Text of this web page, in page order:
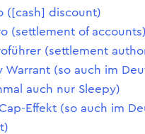
([cash] discount)
(settlement of accounts)
(settlement
Warrant (so auch im
auch nur Sleepy)
Effekt (so auch im